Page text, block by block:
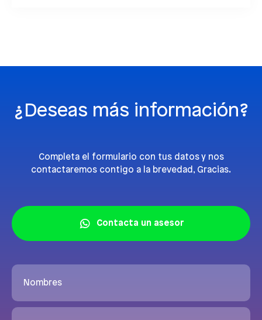
¿Deseas más información?
Completa el formulario con tus datos y nos
contactaremos contigo a la brevedad, Gracias.
Contacta un asesor
Nombres